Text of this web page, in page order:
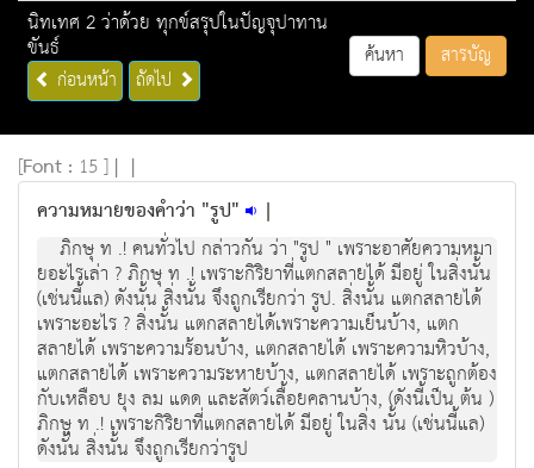
นิทเทศ 2 ว่าด้วย ทุกข์สรุปในปัญจุปาทาน
ขันธ์
ก่อนหน้า ถัดไป
ค้นหา สารบัญ
[Font : 15 ] | |
ความหมายของคำว่า "รูป" |
ภิกษุ ท .! คนทั่วไป กลาวกัน วา "รูป " เพราะอาศัยความหมา
ยอะไรเลา ? ภิกษุ ท .! เพราะกิริยาที่แตกสลายได มีอยู ในสิ่งนั้น
(เชนนี้แล) ดังนั้น สิ่งนั้น จึงถูกเรียกวา รูป. สิ่งนั้น แตกสลายได
เพราะอะไร ? สิ่งนั้น แตกสลายไดเพราะความเย็นบาง, แตก
สลายได เพราะความรอนบาง, แตกสลายได เพราะความหิวบาง,
แตกสลายได เพราะความระหายบาง, แตกสลายได เพราะถูกตอง
กับเหลือบ ยุง ลม แดด และสัตวเลื้อยคลานบาง, (ดังนี้เปน ตน )
ภิกษุ ท .! เพราะกิริยาที่แตกสลายได มีอยู่ ในสิ่ง นั้น (เชนนี้แล)
ดังนั้น สิ่งนั้น จึงถูกเรียกวารูป